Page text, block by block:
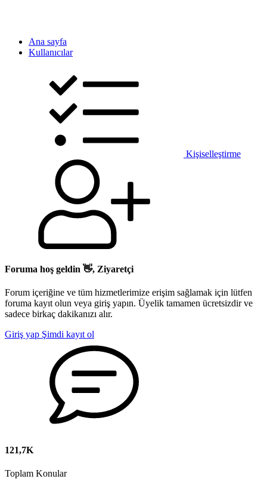
Ana sayfa
Kullanıcılar
Kişiselleştirme
Foruma hoş geldin 👋, Ziyaretçi
Forum içeriğine ve tüm hizmetlerimize erişim sağlamak için lütfen
foruma kayıt olun veya giriş yapın. Üyelik tamamen ücretsizdir ve
sadece birkaç dakikanızı alır.
Giriş yap Şimdi kayıt ol
121,7K
Toplam Konular